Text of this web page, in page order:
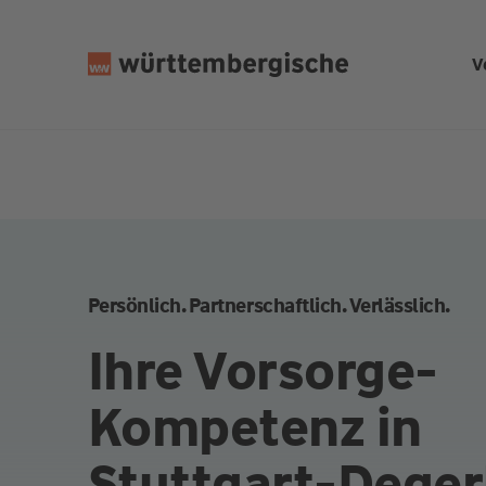
Persönlich. Partnerschaftlich. Verlässlich.
Ihre Vorsorge-
Kompetenz in